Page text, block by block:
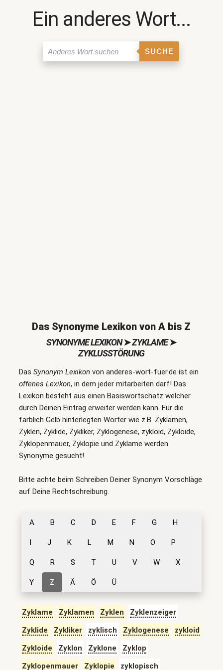
Ein anderes Wort...
SUCHE
Das Synonyme Lexikon von A bis Z
SYNONYME LEXIKON➤ZYKLAME➤
ZYKLUSSTÖRUNG
Das Synonym Lexikonvon anderes-wort-fuer.de ist ein
offenes Lexikon, in dem jeder mitarbeiten darf! Das
Lexikon besteht aus einen Basiswortschatz welcher
durch Deinen Eintrag erweiter werden kann. Für die
farblich Gelb hinterlegten Wörter wie z.B. Zyklamen,
Zyklen, Zyklide, Zykliker, Zyklogenese, zykloid, Zykloide,
Zyklopenmauer, Zyklopie und Zyklame werden
Synonyme gesucht!
Bitte achte beim Schreiben Deiner Synonym Vorschläge
auf Deine Rechtschreibung.
A B C D E F G H
I J K L M N O P
Q R S T U V W X
Y Z Ä Ö Ü
Zyklame Zyklamen Zyklen
Zyklenzeiger
Zyklide
Zykliker zyklisch Zyklogenese
zykloid
Zykloide
Zyklon Zyklone
Zyklop
Zyklopenmauer
Zyklopie zyklopisch